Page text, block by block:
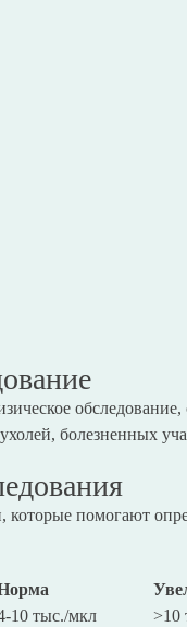
болезненных
которые помогают
10 тыс./мкл >10